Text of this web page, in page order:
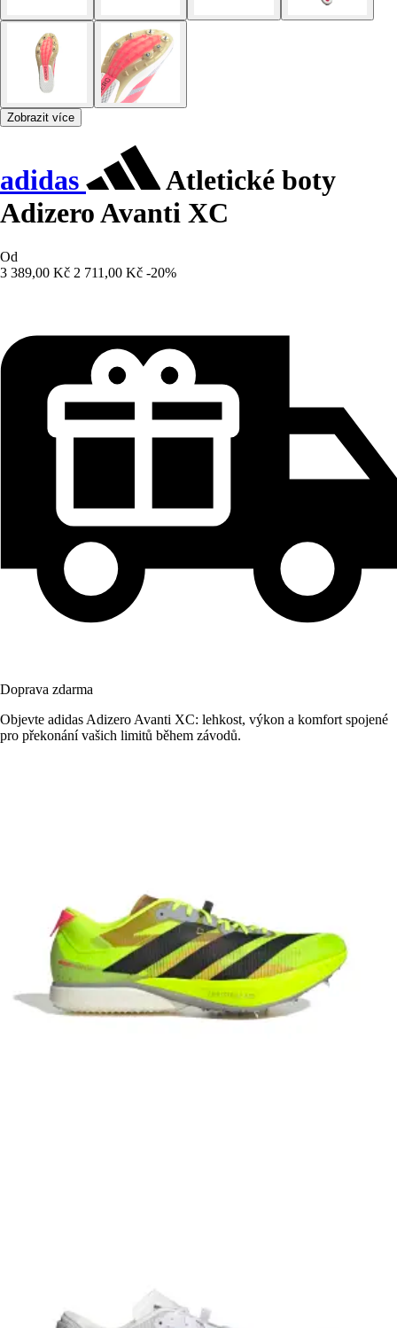
Zobrazit více
adidas
Atletické boty
Adizero Avanti XC
Od
3 389,00 Kč 2 711,00 Kč -20%
Doprava zdarma
Objevte adidas Adizero Avanti XC: lehkost, výkon a komfort spojené
pro překonání vašich limitů během závodů.